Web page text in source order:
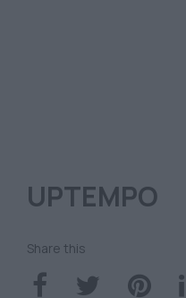
UPTEMPO
Share this